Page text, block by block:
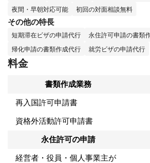
また、不許可時の再申請についても対応して
ご相談ください。
よろしくお願いいたします。
入管法の手続き、深夜酒類提供飲食店、内容
可等の許認可について、多くのご依頼を頂いて
金、資金調達等のご相談にも対応出来ます。
※年間100件以上のご依頼を頂いております。
お客様の利益のため、何よりも素早い対応、
下さい。料金についてもご相談下さい。よろ
夜間・早朝対応可能
初回の対面相談無料
その他の特長
短期滞在ビザの申請代行
永住許可申請の書類
帰化申請の書類作成代行
就労ビザの申請代行
料金
書類作成業務
再入国許可申請書
資格外活動許可申請書
永住許可の申請
経営者・役員・個人事業主が